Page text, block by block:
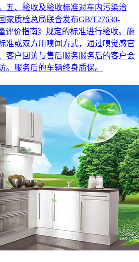
五、验收及验收标准对车内污染治
家质检总局联合发布GB/T27630-
评价指南》规定的标准进行验收。施
准或双方用嗅闻方式，通过嗅觉感官
客户回访与售后服务服务后的客户会
。服务后的车辆终身质保。